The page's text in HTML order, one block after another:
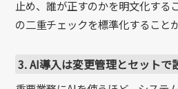
止め、誰が正すのかを明文化する
の二重チェックを標準化すること
3. AI導入は変更管理とセットで